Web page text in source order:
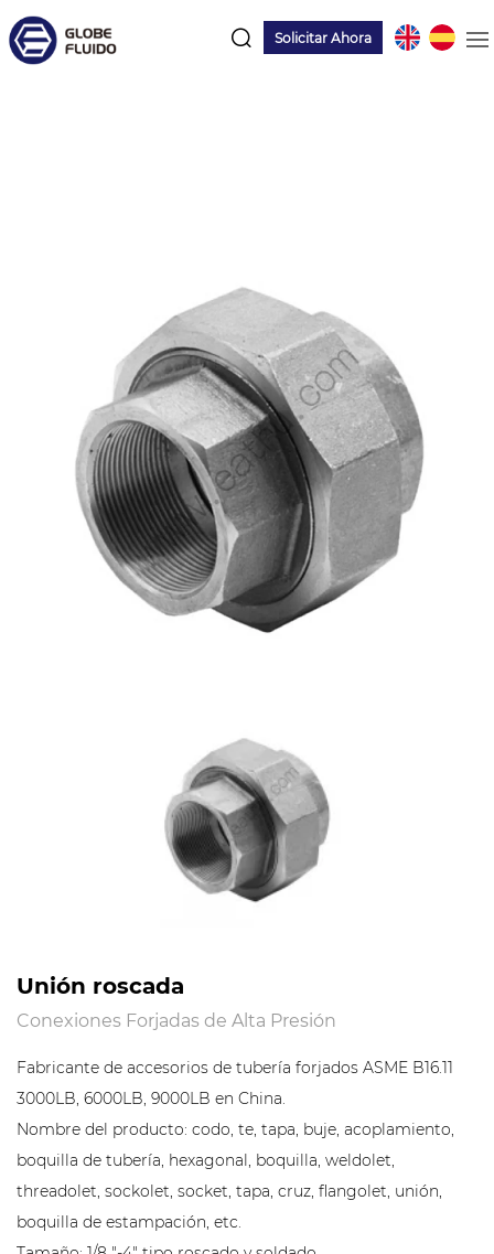
Solicitar Ahora
Unión roscada
Conexiones Forjadas de Alta Presión
Fabricante de accesorios de tubería forjados ASME B16.11
3000LB, 6000LB, 9000LB en China.
Nombre del producto: codo, te, tapa, buje, acoplamiento,
boquilla de tubería, hexagonal, boquilla, weldolet,
threadolet, sockolet, socket, tapa, cruz, flangolet, unión,
boquilla de estampación, etc.